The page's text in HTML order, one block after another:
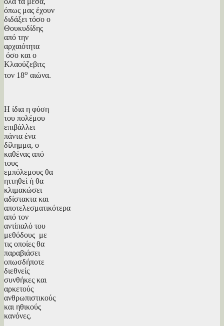
όπως μας έχουν
διδάξει τόσο ο
Θουκυδίδης
από την
αρχαιότητα
όσο και ο
Κλαούζεβιτς
τον 18ο αιώνα.
Η ίδια η φύση
του πολέμου
επιβάλλει
πάντα ένα
δίλημμα, ο
καθένας από
τους
εμπόλεμους θα
ηττηθεί ή θα
κλιμακώσει
αδίστακτα και
αποτελεσματικότερα
από τον
αντίπαλό του
μεθόδους με
τις οποίες θα
παραβιάσει
οπωσδήποτε
διεθνείς
συνθήκες και
αρκετούς
ανθρωπιστικούς
και ηθικούς
κανόνες.